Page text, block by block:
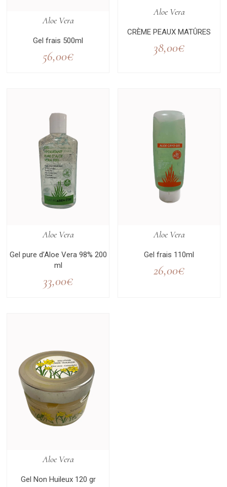
Aloe Vera
Gel frais 500ml
56,00€
Aloe Vera
CRÈME PEAUX MATÛRES
38,00€
Aloe Vera
Gel pure d’Aloe Vera 98% 200
ml
33,00€
Aloe Vera
Gel frais 110ml
26,00€
Aloe Vera
Gel Non Huileux 120 gr